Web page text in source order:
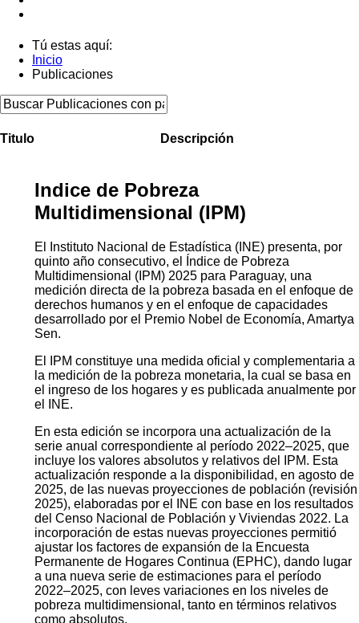
Geografía
Cartografía censal 2012
Código Geográfico 2012
Códigos Geográficos 2022
Cartografía Censal 2022
Datos Abiertos
Contactos
Inicio
Publicaciones
Descripción
Indice de Pobreza
Multidimensional (IPM)
El Instituto Nacional de Estadística (INE) presenta, por
quinto año consecutivo, el Índice de Pobreza
Multidimensional (IPM) 2025 para Paraguay, una
derechos humanos y en el enfoque de capacidades
desarrollado por el Premio Nobel de Economía, Amartya
Sen.
El IPM constituye una medida oficial y complementaria a
la medición de la pobreza monetaria, la cual se basa en
el ingreso de los hogares y es publicada anualmente por
el INE.
En esta edición se incorpora una actualización de la
serie anual correspondiente al período 2022–2025, que
incluye los valores absolutos y relativos del IPM. Esta
actualización responde a la disponibilidad, en agosto de
2025, de las nuevas proyecciones de población (revisión